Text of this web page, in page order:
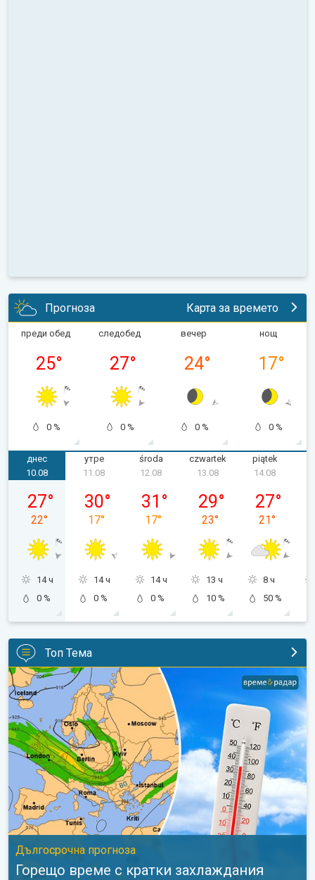
Прогноза Карта за времето
преди обед
25°
0 %
следобед
27°
0 %
вечер
24°
0 %
нощ
17°
0 %
днес
poniedziałek, 10.08
10.08
27°
22°
14 ч
0 %
утре
11.08
30°
17°
14 ч
0 %
środa
12.08
31 °
17°
14 ч
0 %
czwartek
13.08
29°
23°
13 ч
10 %
piątek
14.08
27°
21°
8 ч
50 %
Топ Тема
Горещо време с кратки захлаждания. Дългосрочна
Дългосрочна прогноза
Горещо време с кратки захлаждания